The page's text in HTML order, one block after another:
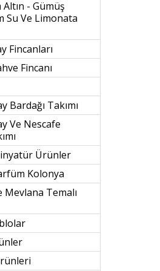
- Gümüş
Su Ve Limonata
Fincanları
Fincanı
Bardağı Takımı
Ve Nescafe
Ürünler
Kolonya
Mevlana Temalı